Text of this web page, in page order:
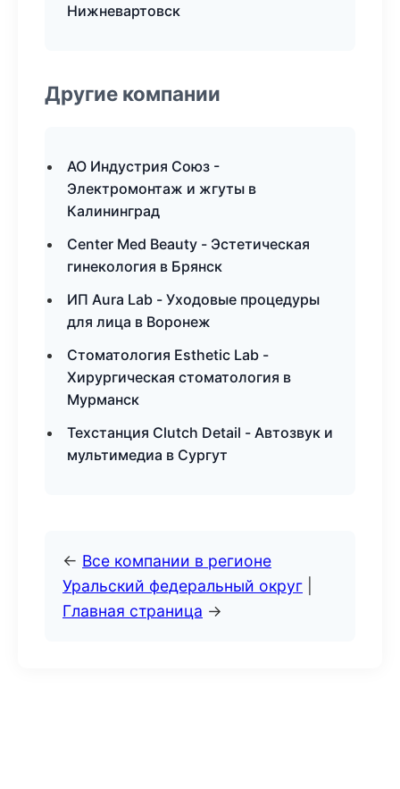
Нижневартовск
Другие компании
АО Индустрия Союз -
Электромонтаж и жгуты в
Калининград
Center Med Beauty - Эстетическая
гинекология в Брянск
ИП Aura Lab - Уходовые процедуры
для лица в Воронеж
Стоматология Esthetic Lab -
Хирургическая стоматология в
Мурманск
Техстанция Clutch Detail - Автозвук и
мультимедиа в Сургут
← Все компании в регионе
Уральский федеральный округ
Главная страница →